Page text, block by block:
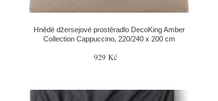
Hnědé džersejové prostěradlo DecoKing Amber
Collection Cappuccino, 220/240 x 200 cm
929 Kč